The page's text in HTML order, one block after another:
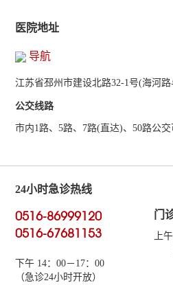
医院地址
导航
江苏省邳州市建设北路32-1号(海河路
公交线路
市内1路、5路、7路(直达)、50路公
24小时急诊热线
0516-86999120
0516-67681153
门
上
08
下午 14：00－17：00
（急诊24小时开放）